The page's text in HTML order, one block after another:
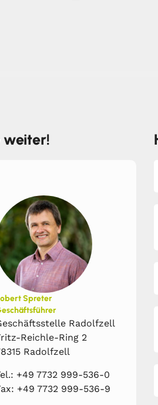
weiter!
Spreter
Radolfzell
Reichle-Ring 2
Radolfzell
+49 7732 999-536-0
+49 7732 999-536-9